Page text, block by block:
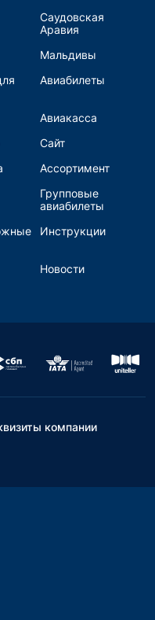
Саудовская
Аравия
Мальдивы
Авиабилеты
Авиакасса
Сайт
Ассортимент
Групповые
авиабилеты
Инструкции
Новости
компании